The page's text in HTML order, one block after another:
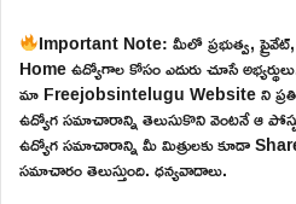
Important Note: మీలో ప్రభుత్వ,
Home ఉద్యోగాల కోసం ఎదురు చూసే
మా Freejobsintelugu Website ని
ఉద్యోగ సమాచారాన్ని తెలుసుకొని వెంటనే ఆ
ఉద్యోగ సమాచారాన్ని మీ మిత్రులకు కూడా
సమాచారం తెలుస్తుంది. ధన్యవాదాలు.